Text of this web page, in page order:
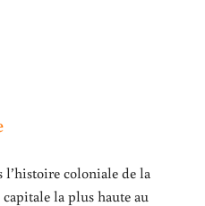
l’histoire coloniale de la
la plus haute au